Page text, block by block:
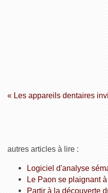
« Les appareils dentaires
autres articles à lire :
Logiciel d'analyse
Le Paon se plaignant
Partir à la découverte